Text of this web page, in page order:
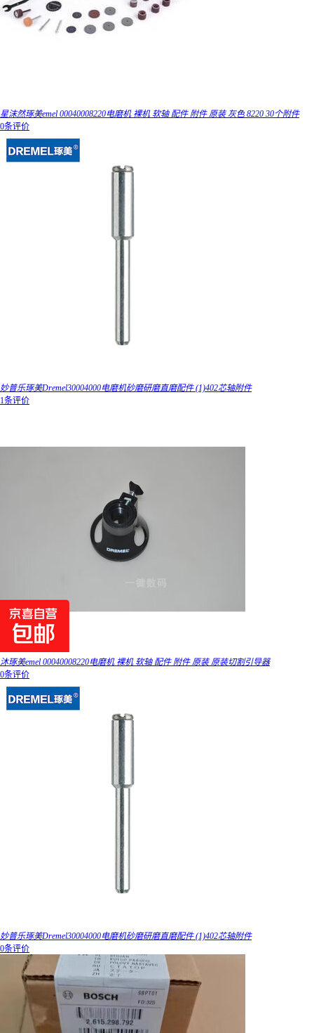
星沫然琢美emel 00040008220电磨机 裸机 软轴 配件 附件 原装 灰色 8220 30个附件
0条评价
妙普乐琢美Dremel30004000电磨机砂磨研磨直磨配件 (1)402芯轴附件
1条评价
沐琢美emel 00040008220电磨机 裸机 软轴 配件 附件 原装 原装切割引导器
0条评价
妙普乐琢美Dremel30004000电磨机砂磨研磨直磨配件 (1)402芯轴附件
0条评价